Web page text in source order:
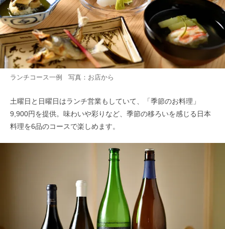
ランチコース一例 写真：お店から
土曜日と日曜日はランチ営業もしていて、「季節のお料理」
9,900円を提供。味わいや彩りなど、季節の移ろいを感じる日本
料理を6品のコースで楽しめます。